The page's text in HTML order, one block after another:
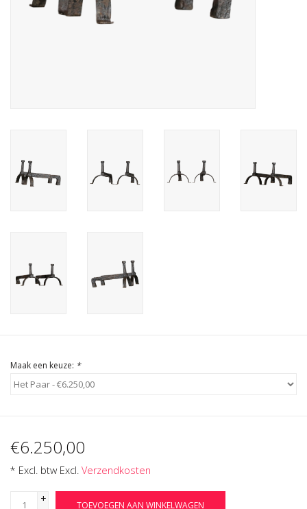
Login
Maak een keuze: *
€6.250,00
* Excl. btw Excl. Verzendkosten
+
TOEVOEGEN AAN WINKELWAGEN